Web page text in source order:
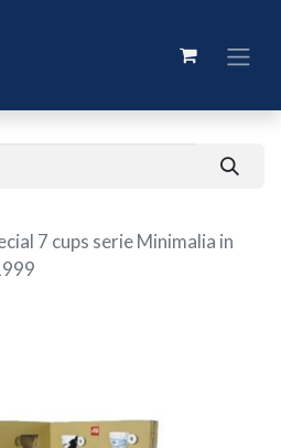
7 cups serie Minimalia in